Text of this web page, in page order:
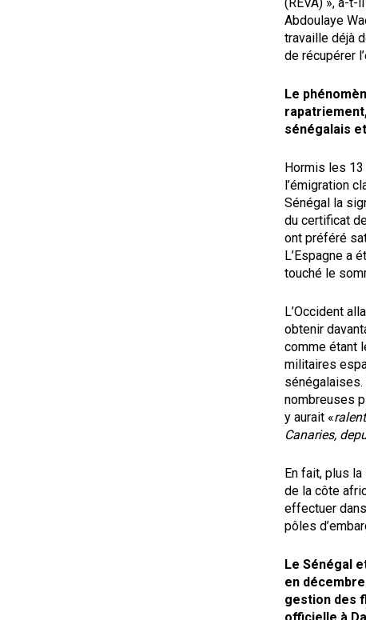
Abdoulaye
travaille déjà
de récupérer
Le
sénégalais
Hormis les
l’émigration
Sénégal la
du certificat
ont préféré
L’Espagne a
touché le
L’Occident
obtenir
comme étant
militaires
sénégalaises.
nombreuses
y aurait «
Canaries,
En fait, plus
de la côte
effectuer
pôles
Le Sénégal
en
gestion des
officielle à